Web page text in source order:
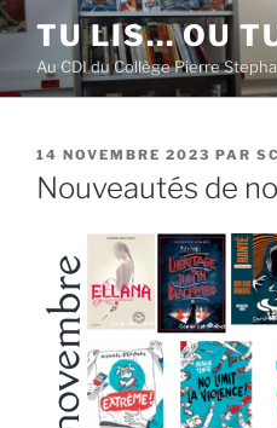
Aller
contenu
principal
TU LIS… OU
Au CDI du Collège Pierre
PUBLIÉ
LE
14 NOVEMBRE 2023 PAR
Nouveautés de